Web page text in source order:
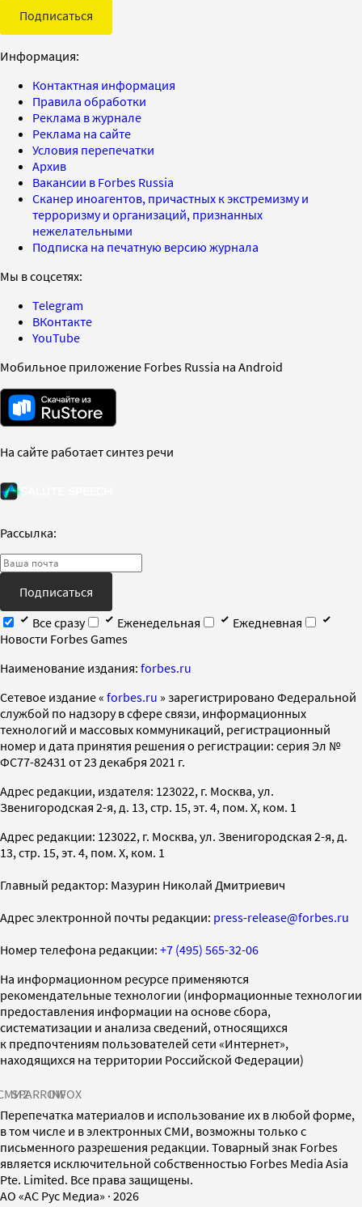
Подписаться
Информация:
Контактная информация
Правила обработки
Реклама в журнале
Реклама на сайте
Условия перепечатки
Архив
Вакансии в Forbes Russia
Сканер иноагентов, причастных к экстремизму и
терроризму и организаций, признанных
нежелательными
Подписка на печатную версию журнала
Мы в соцсетях:
Telegram
ВКонтакте
YouTube
Мобильное приложение Forbes Russia на Android
На сайте работает синтез речи
Рассылка:
Подписаться
Все сразу
Еженедельная
Ежедневная
Новости Forbes Games
Наименование издания: forbes.ru
Cетевое издание « forbes.ru » зарегистрировано Федеральной
службой по надзору в сфере связи, информационных
технологий и массовых коммуникаций, регистрационный
номер и дата принятия решения о регистрации: серия Эл №
ФС77-82431 от 23 декабря 2021 г.
Адрес редакции, издателя: 123022, г. Москва, ул.
Звенигородская 2-я, д. 13, стр. 15, эт. 4, пом. X, ком. 1
Адрес редакции: 123022, г. Москва, ул. Звенигородская 2-я, д.
13, стр. 15, эт. 4, пом. X, ком. 1
Главный редактор: Мазурин Николай Дмитриевич
Адрес электронной почты редакции: press-release@forbes.ru
Номер телефона редакции: +7 (495) 565-32-06
На информационном ресурсе применяются
рекомендательные технологии (информационные технологии
предоставления информации на основе сбора,
систематизации и анализа сведений, относящихся
к предпочтениям пользователей сети «Интернет»,
находящихся на территории Российской Федерации)
SPARROWINFOX
Перепечатка материалов и использование их в любой форме,
в том числе и в электронных СМИ, возможны только с
письменного разрешения редакции. Товарный знак Forbes
является исключительной собственностью Forbes Media Asia
Pte. Limited. Все права защищены.
AO «АС Рус Медиа» · 2026